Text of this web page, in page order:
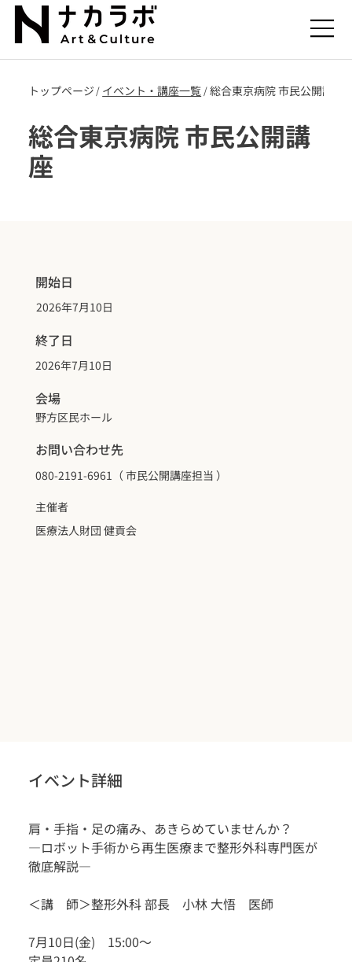
トップページ / ​イベント・講座一覧 /総合東京病院 市民公開講座
総合東京病院 市民公開講
座
開始日
2026年7月10日
終了日
2026年7月10日
会場
野方区民ホール
お問い合わせ先
080-2191-6961（ 市民公開講座担当 ）
主催者
医療法人財団 健貢会
イベント詳細
肩・手指・足の痛み、あきらめていませんか？
―ロボット手術から再生医療まで整形外科専門医が
徹底解説―
＜講　師＞整形外科 部長　小林 大悟　医師
7月10日(金)　15:00～